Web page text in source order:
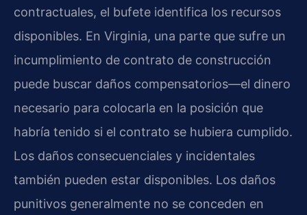
contractuales, el bufete identifica los recursos
disponibles. En Virginia, una parte que sufre un
incumplimiento de contrato de construcción
puede buscar daños compensatorios—el dinero
necesario para colocarla en la posición que
habría tenido si el contrato se hubiera cumplido.
Los daños consecuenciales y incidentales
también pueden estar disponibles. Los daños
punitivos generalmente no se conceden en